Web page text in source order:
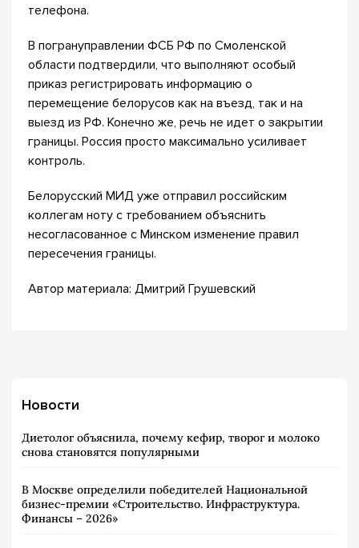
телефона.
В погрануправлении ФСБ РФ по Смоленской
области подтвердили, что выполняют особый
приказ регистрировать информацию о
перемещение белорусов как на въезд, так и на
выезд из РФ. Конечно же, речь не идет о закрытии
границы. Россия просто максимально усиливает
контроль.
Белорусский МИД уже отправил российским
коллегам ноту с требованием объяснить
несогласованное с Минском изменение правил
пересечения границы.
Автор материала: Дмитрий Грушевский
Новости
Диетолог объяснила, почему кефир, творог и молоко
снова становятся популярными
В Москве определили победителей Национальной
бизнес-премии «Строительство. Инфраструктура.
Финансы – 2026»